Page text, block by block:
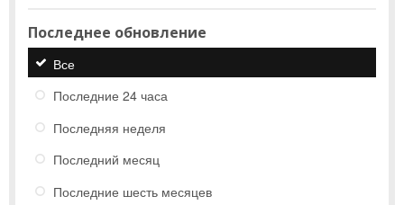
Последнее обновление
Все
Последние 24 часа
Последняя неделя
Последний месяц
Последние шесть месяцев